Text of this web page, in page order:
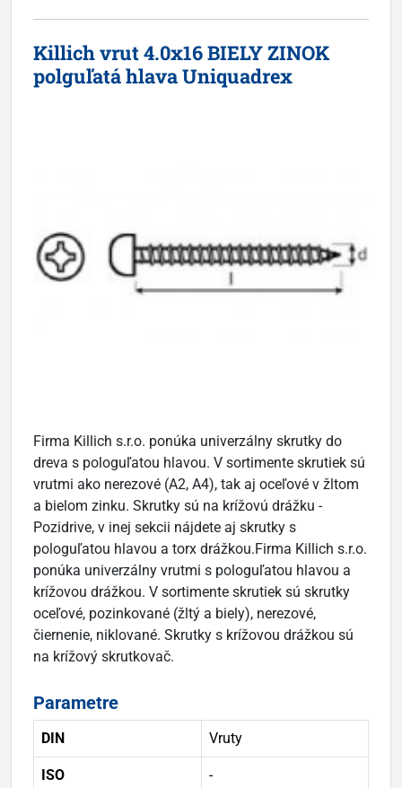
Killich vrut 4.0x16 BIELY ZINOK
polguľatá hlava Uniquadrex
Firma Killich s.r.o. ponúka univerzálny skrutky do
dreva s pologuľatou hlavou. V sortimente skrutiek sú
vrutmi ako nerezové (A2, A4), tak aj oceľové v žltom
a bielom zinku. Skrutky sú na krížovú drážku -
Pozidrive, v inej sekcii nájdete aj skrutky s
pologuľatou hlavou a torx drážkou.Firma Killich s.r.o.
ponúka univerzálny vrutmi s pologuľatou hlavou a
krížovou drážkou. V sortimente skrutiek sú skrutky
oceľové, pozinkované (žltý a biely), nerezové,
čiernenie, niklované. Skrutky s krížovou drážkou sú
na krížový skrutkovač.
Parametre
DIN Vruty
ISO -